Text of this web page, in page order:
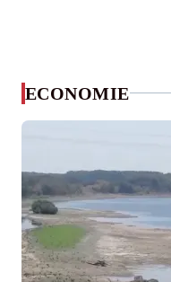
ECONOMIE